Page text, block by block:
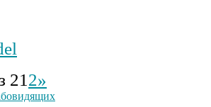
21 2»